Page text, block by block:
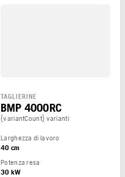
TAGLIERINE
BMP 4000RC
{variantCount} varianti
Larghezza di lavoro
40 cm
Potenza resa
30 kW